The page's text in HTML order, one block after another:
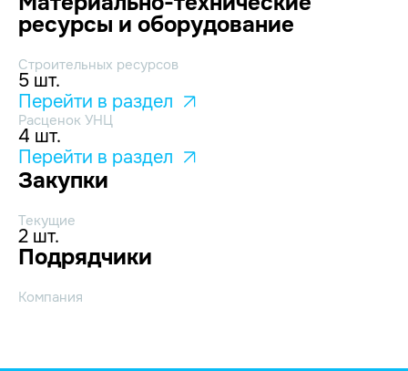
ресурсы и оборудование
Строительных ресурсов
5 шт.
Перейти в раздел
Расценок УНЦ
4 шт.
Перейти в раздел
Закупки
Текущие
2 шт.
Подрядчики
Компания